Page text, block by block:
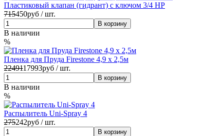
Пластиковый клапан (гидрант) с ключом 3/4 НР
715450руб / шт.
В наличии
%
Пленка для Пруда Firestone 4,9 х 2,5м
2249117993руб / шт.
В наличии
%
Распылитель Uni-Spray 4
275242руб / шт.